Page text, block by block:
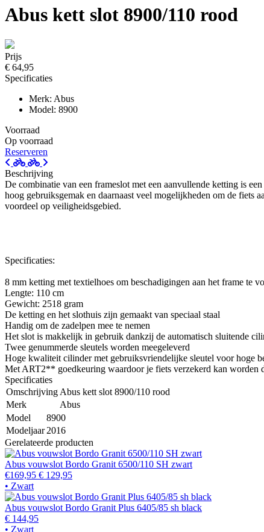
Abus kett slot 8900/110 rood
Prijs
€ 64,95
Specificaties
Merk: Abus
Model: 8900
Voorraad
Op voorraad
Reserveren
Beschrijving
De combinatie van een frameslot met een aanvullende ketting is
hoog gebruiksgemak en daarnaast veel mogelijkheden om de fiets
voordeel op veiligheidsgebied.
Specificaties:
8 mm ketting met textielhoes om beschadigingen aan het frame te
Lengte: 110 cm
Gewicht: 2518 gram
De ketting en het slothuis zijn gemaakt van speciaal staal
Handig om de zadelpen mee te nemen
Het slot is makkelijk in gebruik dankzij de automatisch sluitende
Twee genummerde sleutels worden meegeleverd
Hoge kwaliteit cilinder met gebruiksvriendelijke sleutel voor hoge
Met ART2** goedkeuring waardoor je fiets verzekerd kan worden
Specificaties
Omschrijving Abus kett slot 8900/110 rood
Merk
Abus
Model
8900
Modeljaar 2016
Gerelateerde producten
Abus vouwslot Bordo Granit 6500/110 SH zwart
€169,95 € 129,95
• Zwart
Abus vouwslot Bordo Granit Plus 6405/85 sh black
€ 144,95
• Zwart